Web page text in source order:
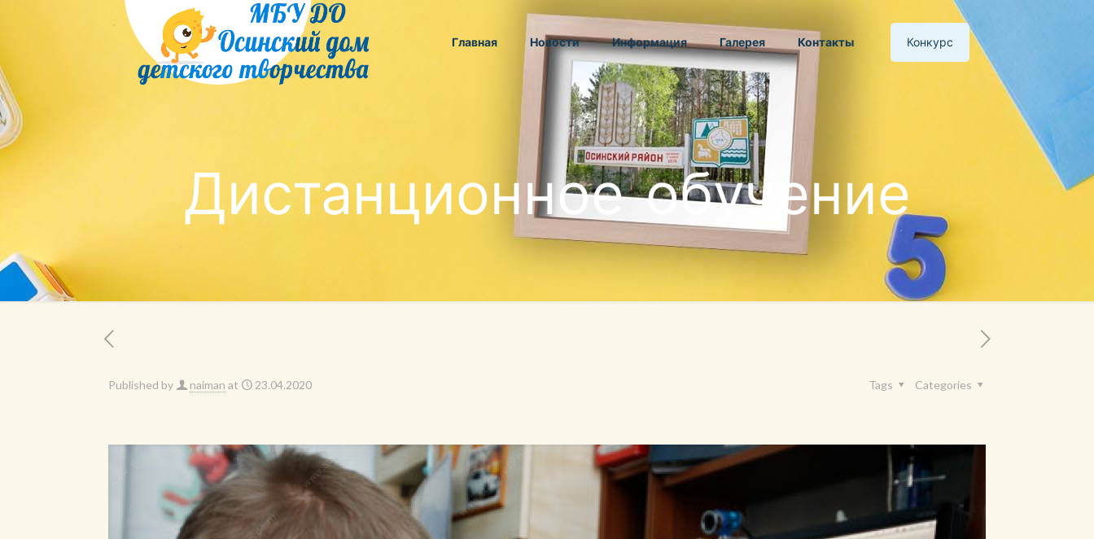
Главная Новости Информация Галерея Контакты Конкурс
Дистанционное обучение
Published by naiman at 23.04.2020 Categories
Tags